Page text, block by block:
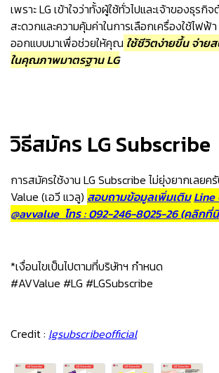
เพราะ LG เข้าใจว่าทั้งผู้ใช้ทั่วไปและเจ้าของธุรกิ
สะดวกและความคุ้มค่าในการเลือกเครื่องใช้ไฟฟ้
ออกแบบมาเพื่อช่วยให้คุณ ใช้ชีวิตง่ายขึ้น จ่าย
ในคุณภาพมาตรฐาน LG
วิธีสมัคร LG Subscribe
การสมัครใช้งาน LG Subscribe ไม่ยุ่งยากเลย
Value (เอวี แวลู) สอบถามข้อมูลเพิ่มเติม
@avvalue โทร : 092-246-8025-26 (คลิกที่
*เงื่อนไขเป็นไปตามที่บริษัทฯ กำหนด
#AVValue #LG #LGSubscribe
Credit : lgsubscribeofficial